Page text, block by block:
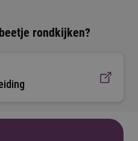
rondkijken?